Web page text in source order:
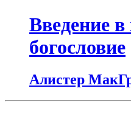
Введение в
богословие
Алистер